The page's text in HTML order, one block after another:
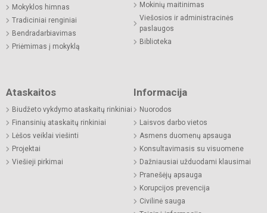
Mokyklos himnas
Tradiciniai renginiai
Bendradarbiavimas
Priėmimas į mokyklą
Mokinių maitinimas
Viešosios ir administracinės
paslaugos
Biblioteka
Ataskaitos
Biudžeto vykdymo ataskaitų rinkiniai
Finansinių ataskaitų rinkiniai
Lėšos veiklai viešinti
Projektai
Viešieji pirkimai
Informacija
Nuorodos
Laisvos darbo vietos
Asmens duomenų apsauga
Konsultavimasis su visuomene
Dažniausiai užduodami klausimai
Pranešėjų apsauga
Korupcijos prevencija
Civilinė sauga